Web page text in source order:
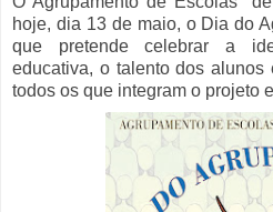
hoje, dia 13 de maio, o Dia do
que pretende celebrar a
educativa, o talento dos
todos os que integram o projeto